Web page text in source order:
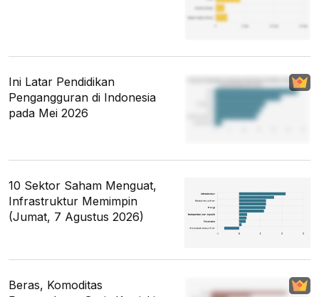
Ini Latar Pendidikan
Pengangguran di Indonesia
pada Mei 2026
10 Sektor Saham Menguat,
Infrastruktur Memimpin
(Jumat, 7 Agustus 2026)
Beras, Komoditas